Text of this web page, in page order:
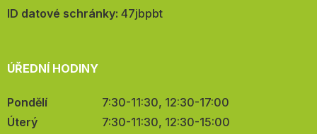
mail:
ID datové schránky: 47jbpbt
ÚŘEDNÍ HODINY
Pondělí
7:30-11:30, 12:30-17:00
Úterý
7:30-11:30, 12:30-15:00